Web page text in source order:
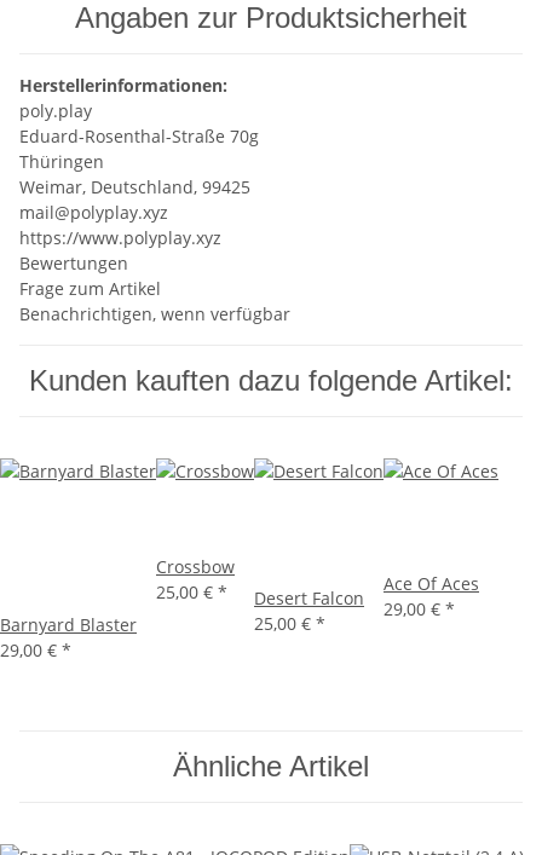
Angaben zur Produktsicherheit
Herstellerinformationen:
poly.play
Eduard-Rosenthal-Straße 70g
Thüringen
Weimar, Deutschland, 99425
mail@polyplay.xyz
https://www.polyplay.xyz
Bewertungen
Frage zum Artikel
Benachrichtigen, wenn verfügbar
Kunden kauften dazu folgende Artikel:
Barnyard Blaster
29,00 € *
Crossbow
25,00 € *
Desert Falcon
25,00 € *
Ace Of Aces
29,00 € *
Ähnliche Artikel